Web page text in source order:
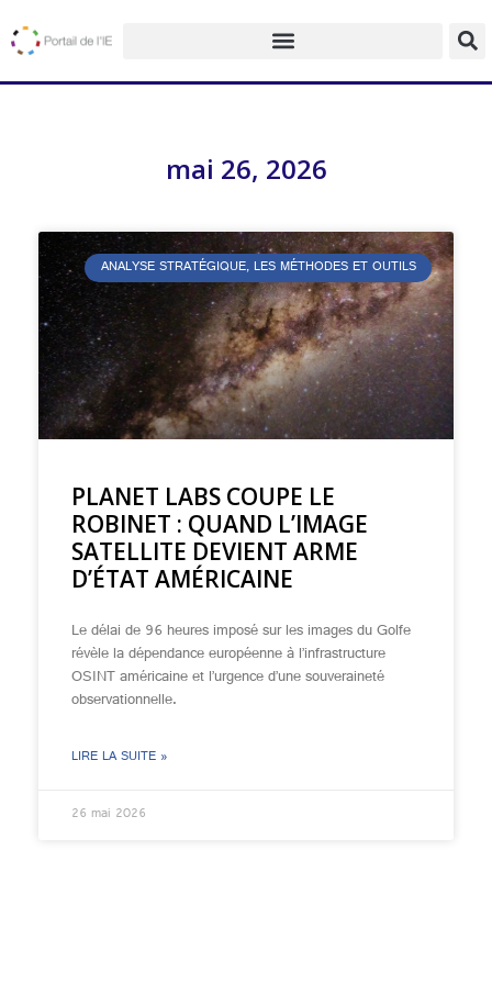
mai 26, 2026
ANALYSE STRATÉGIQUE, LES MÉTHODES ET OUTILS
PLANET LABS COUPE LE
ROBINET : QUAND L’IMAGE
SATELLITE DEVIENT ARME
D’ÉTAT AMÉRICAINE
Le délai de 96 heures imposé sur les images du Golfe
révèle la dépendance européenne à l’infrastructure
OSINT américaine et l’urgence d’une souveraineté
observationnelle.
LIRE LA SUITE »
26 mai 2026